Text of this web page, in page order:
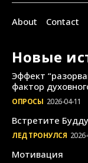
About Contact
Новые
Эффект
фактор
ОПРОСЫ 2026-04-11
Встретите
ЛЕД ТРОНУЛСЯ
Мотивация